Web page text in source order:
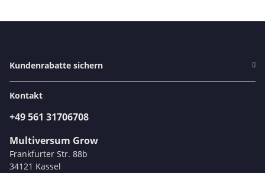
Kundenrabatte sichern
Kontakt
+49 561 31706708
Multiversum Grow
Frankfurter Str. 88b
34121 Kassel